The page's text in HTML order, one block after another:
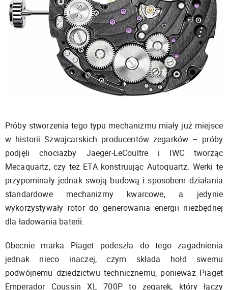
Próby stworzenia tego typu mechanizmu miały już miejsce
w historii Szwajcarskich producentów zegarków – próby
podjęli chociażby Jaeger-LeCoultre i IWC tworząc
Mecaquartz, czy też ETA konstruując Autoquartz. Werki te
przypominały jednak swoją budową i sposobem działania
standardowe mechanizmy kwarcowe, a jedynie
wykorzystywały rotor do generowania energii niezbędnej
dla ładowania baterii.
Obecnie marka Piaget podeszła do tego zagadnienia
jednak nieco inaczej, czym składa hołd swemu
podwójnemu dziedzictwu technicznemu, ponieważ Piaget
Emperador Coussin XL 700P to zegarek, który łączy